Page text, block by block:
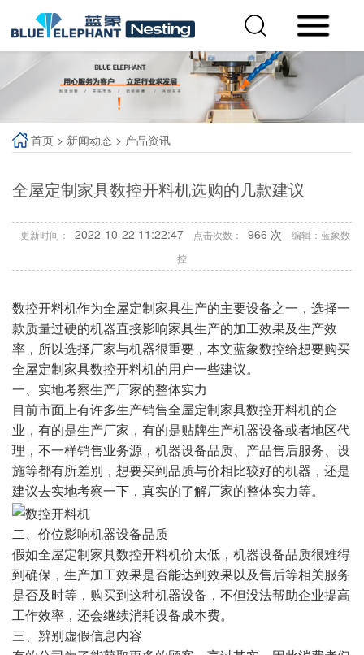
首页 > 新闻动态 > 产品资讯
全屋定制家具数控开料机选购的几款建议
更新时间： 2022-10-22 11:22:47 点击次数： 966 次
编辑：蓝象数
控
数控开料机作为全屋定制家具生产的主要设备之一，选择一
款质量过硬的机器直接影响家具生产的加工效果及生产效
率，所以选择厂家与机器很重要，本文蓝象数控给想要购买
全屋定制家具数控开料机的用户一些建议。
一、实地考察生产厂家的整体实力
目前市面上有许多生产销售全屋定制家具数控开料机的企
业，有的是生产厂家，有的是贴牌生产机器设备或者地区代
理，不一样销售业务源，机器设备品质、产品售后服务、设
施等都有所差别，想要买到品质与价相比较好的机器，还是
建议去实地考察一下，真实的了解厂家的整体实力等。
二、价位影响机器设备品质
假如全屋定制家具数控开料机价太低，机器设备品质很难得
到确保，生产加工效果是否能达到效果以及售后等相关服务
是否及时等，购买到这种机器设备，不但没法帮助企业提高
工作效率，还会继续消耗设备成本费。
三、辨别虚假信息内容